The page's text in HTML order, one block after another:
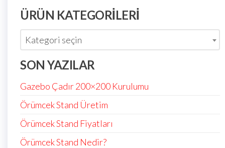
ÜRÜN KATEGORILERI
Kategori seçin
SON YAZILAR
Gazebo Çadır 200×200 Kurulumu
Örümcek Stand Üretim
Örümcek Stand Fiyatları
Örümcek Stand Nedir?